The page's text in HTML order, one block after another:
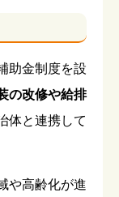
助金制度を設
の改修や給排
体と連携して
や高齢化が進